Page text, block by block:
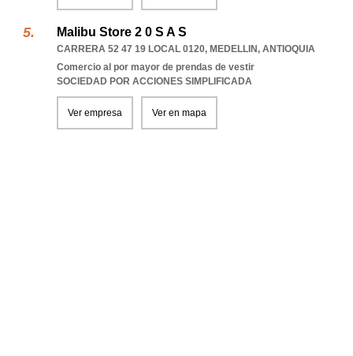
Malibu Store 2 0 S A S
CARRERA 52 47 19 LOCAL 0120, MEDELLIN, ANTIOQUIA
Comercio al por mayor de prendas de vestir
SOCIEDAD POR ACCIONES SIMPLIFICADA
Ver empresa Ver en mapa